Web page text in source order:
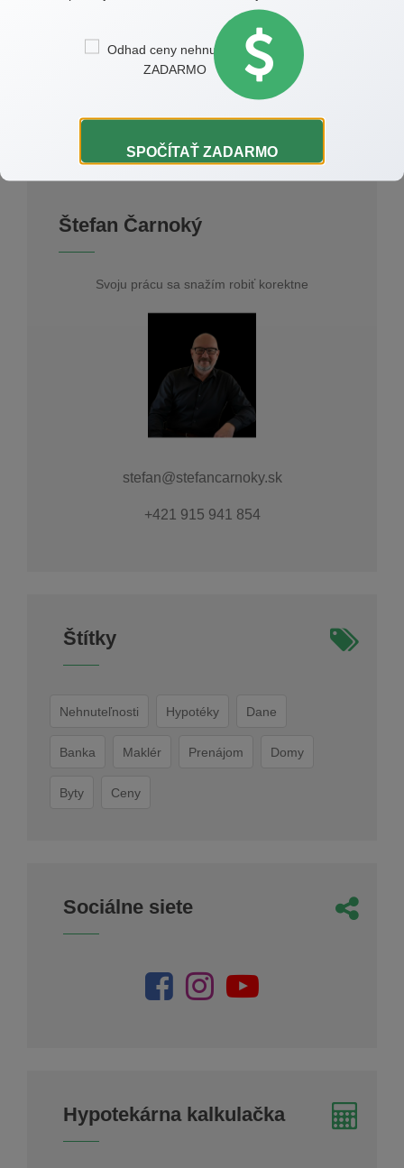
Štefan Čarnoký
Svoju prácu sa snažím robiť korektne
stefan@stefancarnoky.sk
+421 915 941 854
Štítky
Nehnuteľnosti Hypotéky Dane
Banka Maklér Prenájom Domy
Byty Ceny
Sociálne siete
Hypotekárna kalkulačka
SPOČÍTAŤ ZADARMO